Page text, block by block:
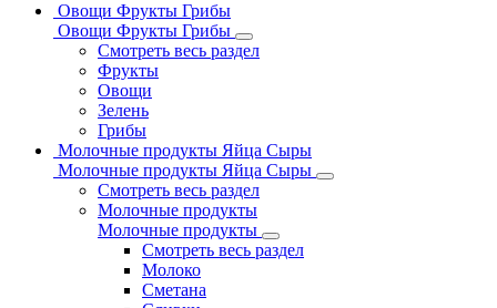
Овощи Фрукты Грибы
Овощи Фрукты Грибы
Смотреть весь раздел
Фрукты
Овощи
Зелень
Грибы
Молочные продукты Яйца Сыры
Молочные продукты Яйца Сыры
Смотреть весь раздел
Молочные продукты
Молочные продукты
Смотреть весь раздел
Молоко
Сметана